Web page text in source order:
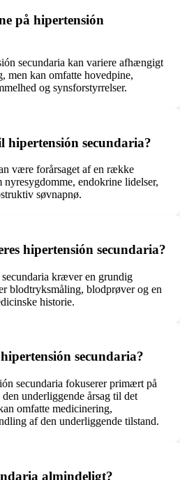
på hipertensión
secundaria kan variere afhængigt
men kan omfatte hovedpine,
og synsforstyrrelser.
hipertensión secundaria?
være forårsaget af en række
nyresygdomme, endokrine lidelser,
søvnapnø.
hipertensión secundaria?
kræver en grundig
blodtryksmåling, blodprøver og en
historie.
secundaria?
secundaria fokuserer primært på
underliggende årsag til det
omfatte medicinering,
af den underliggende tilstand.
almindeligt?